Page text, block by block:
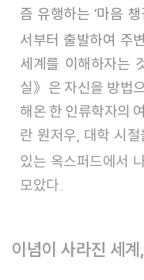
즘 유행하는 ‘마음
서부터 출발하여 주
세계를 이해하자는
실》은 자신을 방법
해온 한 인류학자의
란 원저우, 대학 시
있는 옥스퍼드에서
모았다.
이념이 사라진 세